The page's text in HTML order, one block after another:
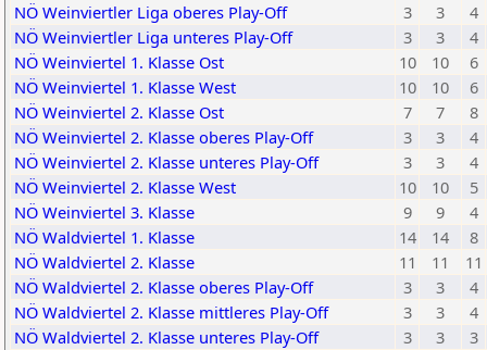
NÖ Weinviertler Liga oberes Play-Off
3 3
4
NÖ Weinviertler Liga unteres Play-Off
3 3
4
NÖ Weinviertel 1. Klasse Ost
10 10
6
NÖ Weinviertel 1. Klasse West
10 10
6
NÖ Weinviertel 2. Klasse Ost
7 7
8
NÖ Weinviertel 2. Klasse oberes Play-Off
3 3
4
NÖ Weinviertel 2. Klasse unteres Play-Off
3 3
4
NÖ Weinviertel 2. Klasse West
10 10
5
NÖ Weinviertel 3. Klasse
9 9
4
NÖ Waldviertel 1. Klasse
14 14
8
NÖ Waldviertel 2. Klasse
11 11
11
NÖ Waldviertel 2. Klasse oberes Play-Off
3 3
4
NÖ Waldviertel 2. Klasse mittleres Play-Off
3 3
4
NÖ Waldviertel 2. Klasse unteres Play-Off
3 3
3